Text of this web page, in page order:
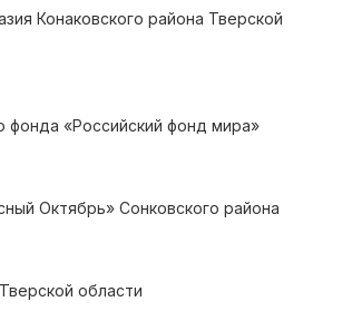
Конаковского района Тверской
«Российский фонд мира»
Октябрь» Сонковского района
области